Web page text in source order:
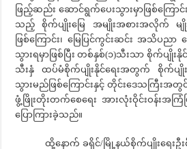
ဖြည့်ဆည်း ဆောင်ရွက်ပေးသွားမှာဖြစ်ကြော
သည့် စိုက်ပျိုးမြေ အမျိုးအစားအလိုက် မျိုး
ဖြစ်ကြောင်း၊ မြေပြင်ကွင်းဆင်း အသိပညာ ပ
သွားရမှာဖြစ်ပြီး တစ်နှစ်(၁)သီးသာ စိုက်ပျိုး
သီးနှံ ထပ်မံစိုက်ပျိုးနိုင်ရေးအတွက် စိုက်ပျိုး
သွားမည်ဖြစ်ကြောင်းနှင့် တိုင်းဒေသကြီးအ
ဖွံ့ဖြိုးတိုးတက်စေရေး အားလုံးဝိုင်းဝန်းအကြံ
ပြောကြားခဲ့သည်။
ထို့နောက် ခရိုင်/မြို့နယ်စိုက်ပျိုးရေးဦး